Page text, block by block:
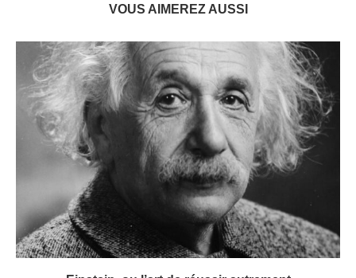
VOUS AIMEREZ AUSSI